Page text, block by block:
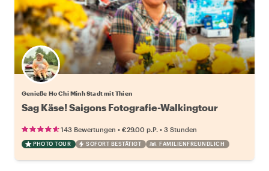
Genieße Ho Chi Minh Stadt mit Thien
Sag Käse! Saigons Fotografie-Walkingtour
143 Bewertungen • €29.00 p.P. • 3 Stunden
PHOTO TOUR SOFORT BESTÄTIGT FAMILIENFREUNDLICH